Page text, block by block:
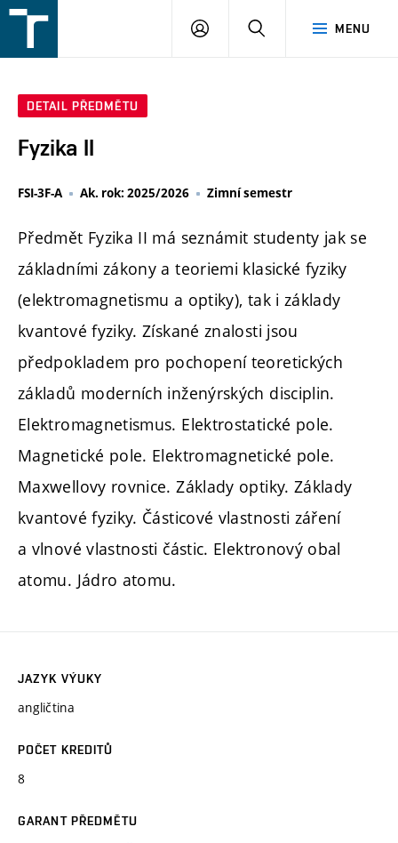
v
MENU
PŘIHLÁŠENÍ
DETAIL PŘEDMĚTU
Fyzika II
FSI-3F-A Ak. rok: 2025/2026 Zimní semestr
Předmět Fyzika II má seznámit studenty jak se
základními zákony a teoriemi klasické fyziky
(elektromagnetismu a optiky), tak i základy
kvantové fyziky. Získané znalosti jsou
předpokladem pro pochopení teoretických
základů moderních inženýrských disciplin.
Elektromagnetismus. Elektrostatické pole.
Magnetické pole. Elektromagnetické pole.
Maxwellovy rovnice. Základy optiky. Základy
kvantové fyziky. Částicové vlastnosti záření
a vlnové vlastnosti částic. Elektronový obal
atomu. Jádro atomu.
JAZYK VÝUKY
angličtina
POČET KREDITŮ
8
GARANT PŘEDMĚTU